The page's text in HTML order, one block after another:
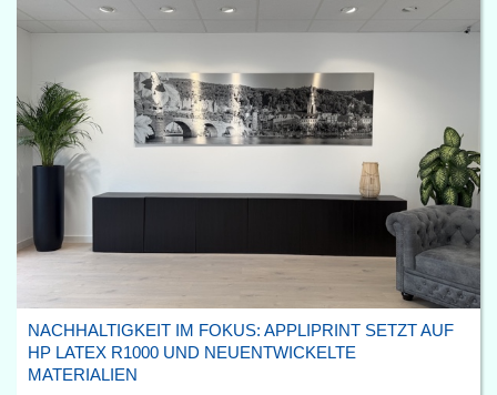
NACHHALTIGKEIT IM FOKUS: APPLIPRINT SETZT AUF
HP LATEX R1000 UND NEUENTWICKELTE
MATERIALIEN